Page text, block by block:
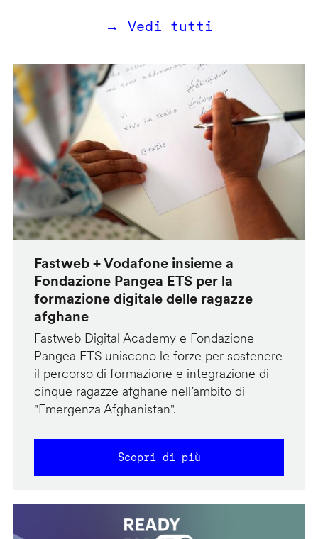
→ Vedi tutti
Fastweb + Vodafone insieme a
Fondazione Pangea ETS per la
formazione digitale delle ragazze
afghane
Fastweb Digital Academy e Fondazione
Pangea ETS uniscono le forze per sostenere
il percorso di formazione e integrazione di
cinque ragazze afghane nell’ambito di
"Emergenza Afghanistan".
Scopri di più